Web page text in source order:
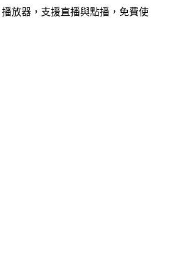
放器，支援直播與點播，免費使